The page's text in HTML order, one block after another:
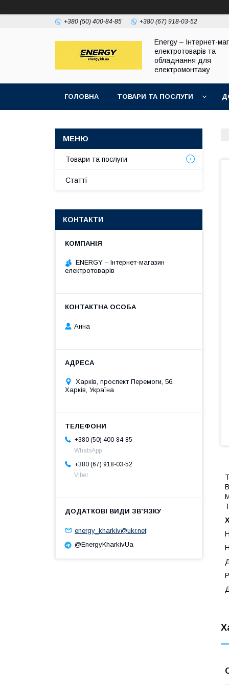
+380 (50) 400-84-85 +380 (67) 918-03-52
Energy – Інтернет-
електротоварів та
обладнання для
електромонтажу
ГОЛОВНА ТОВАРИ ТА ПОСЛУГИ
Товари та послуги
Статті
КОНТАКТИ
ENERGY – Інтернет-магазин
електротоварів
Анна
Харків, проспект Перемоги, 56,
Харків, Україна
+380 (50) 400-84-85
WhatsApp
+380 (67) 918-03-52
Viber
energy_kharkiv@ukr.net
@EnergyKharkivUa